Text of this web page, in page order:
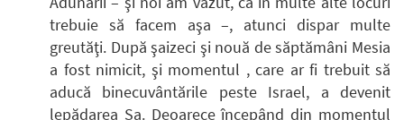
trebuie să facem aşa –, atunci dispar multe
greutăţi. După şaizeci şi nouă de săptămâni Mesia
a fost nimicit, şi momentul , care ar fi trebuit să
aducă binecuvântările peste Israel, a devenit
lepădarea Sa. Deoarece începând din momentul